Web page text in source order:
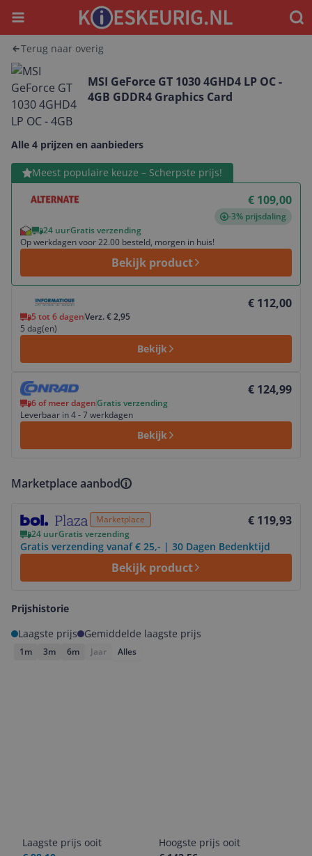
Menu
Terug naar overig
MSI GeForce GT 1030 4GHD4 LP OC -
4GB GDDR4 Graphics Card
Alle 4 prijzen en aanbieders
Meest populaire keuze – Scherpste prijs!
€ 109,00
-3% prijsdaling
24 uurGratis verzending
Op werkdagen voor 22.00 besteld, morgen in huis!
Bekijk product
Bekijk product
€ 112,00
5 tot 6 dagenVerz. € 2,95
5 dag(en)
Bekijk
€ 124,99
6 of meer dagenGratis verzending
Leverbaar in 4 - 7 werkdagen
Bekijk
Bekijk product
Marketplace aanbod
Marketplace € 119,93
24 uurGratis verzending
Gratis verzending vanaf € 25,- | 30 Dagen Bedenktijd
Bekijk product
Prijshistorie
Laagste prijs
Gemiddelde laagste prijs
1m 3m 6m Jaar Alles
Laagste prijs ooit
Hoogste prijs ooit